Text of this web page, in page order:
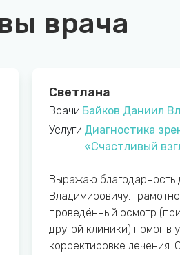
врача
Светлана
Врачи:Байков Даниил
Услуги:Диагностика
«Счастливый
Выражаю благодарность
Владимировичу.
проведённый осмотр
другой клиники) помог в
корректировке лечения.